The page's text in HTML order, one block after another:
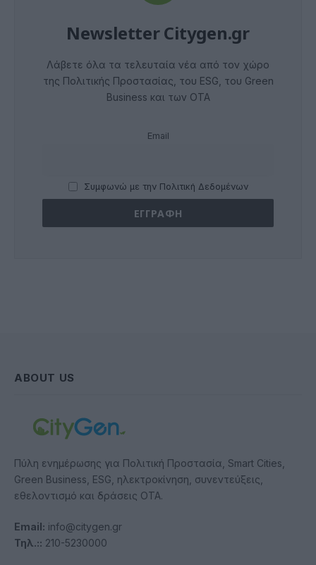
Newsletter Citygen.gr
Λάβετε όλα τα τελευταία νέα από τον χώρο
της Πολιτικής Προστασίας, του ESG, του Green
Business και των ΟΤΑ
Email
Συμφωνώ με την Πολιτική Δεδομένων
ABOUT US
Πύλη ενημέρωσης για Πολιτική Προστασία, Smart Cities,
Green Business, ESG, ηλεκτροκίνηση, συνεντεύξεις,
εθελοντισμό και δράσεις ΟΤΑ.
Email: info@citygen.gr
Τηλ.:: 210-5230000